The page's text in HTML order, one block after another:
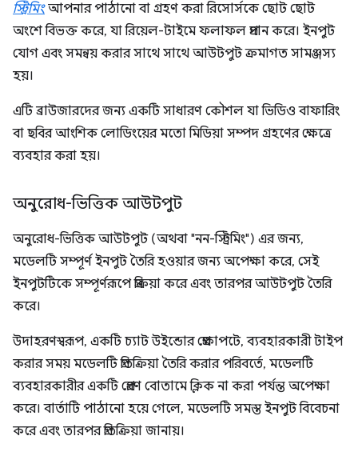
স্ট্রিমিংআপনার পাঠানো বা গ্রহণ করা রিসোর্সকে ছোট ছোট
অংশে বিভক্ত করে, যা রিয়েল-টাইমে ফলাফল প্রদান করে। ইনপুট
যোগ এবং সমন্বয় করার সাথে সাথে আউটপুট ক্রমাগত সামঞ্জস্য
হয়।
এটি ব্রাউজারদের জন্য একটি সাধারণ কৌশল যা ভিডিও বাফারিং
বা ছবির আংশিক লোডিংয়ের মতো মিডিয়া সম্পদ গ্রহণের ক্ষেত্রে
ব্যবহার করা হয়।
অনুরোধ-ভিত্তিক আউটপুট
অনুরোধ-ভিত্তিক আউটপুট (অথবা "নন-স্ট্রিমিং") এর জন্য,
মডেলটি সম্পূর্ণ ইনপুট তৈরি হওয়ার জন্য অপেক্ষা করে, সেই
ইনপুটটিকে সম্পূর্ণরূপে প্রক্রিয়া করে এবং তারপর আউটপুট তৈরি
করে।
উদাহরণস্বরূপ, একটি চ্যাট উইন্ডোর প্রেক্ষাপটে, ব্যবহারকারী টাইপ
করার সময় মডেলটি প্রতিক্রিয়া তৈরি করার পরিবর্তে, মডেলটি
ব্যবহারকারীর একটি প্রেরণ বোতামে ক্লিক না করা পর্যন্ত অপেক্ষা
করে। বার্তাটি পাঠানো হয়ে গেলে, মডেলটি সমস্ত ইনপুট বিবেচনা
করে এবং তারপর প্রতিক্রিয়া জানায়।